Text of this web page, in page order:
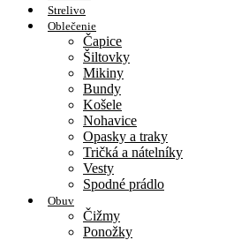
Strelivo
Oblečenie
Čapice
Šiltovky
Mikiny
Bundy
Košele
Nohavice
Opasky a traky
Tričká a nátelníky
Vesty
Spodné prádlo
Obuv
Čižmy
Ponožky